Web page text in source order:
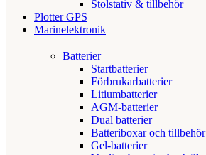
Stolstativ & tillbehör
Plotter GPS
Marinelektronik
Batterier
Startbatterier
Förbrukarbatterier
Litiumbatterier
AGM-batterier
Dual batterier
Batteriboxar och tillbehör
Gel-batterier